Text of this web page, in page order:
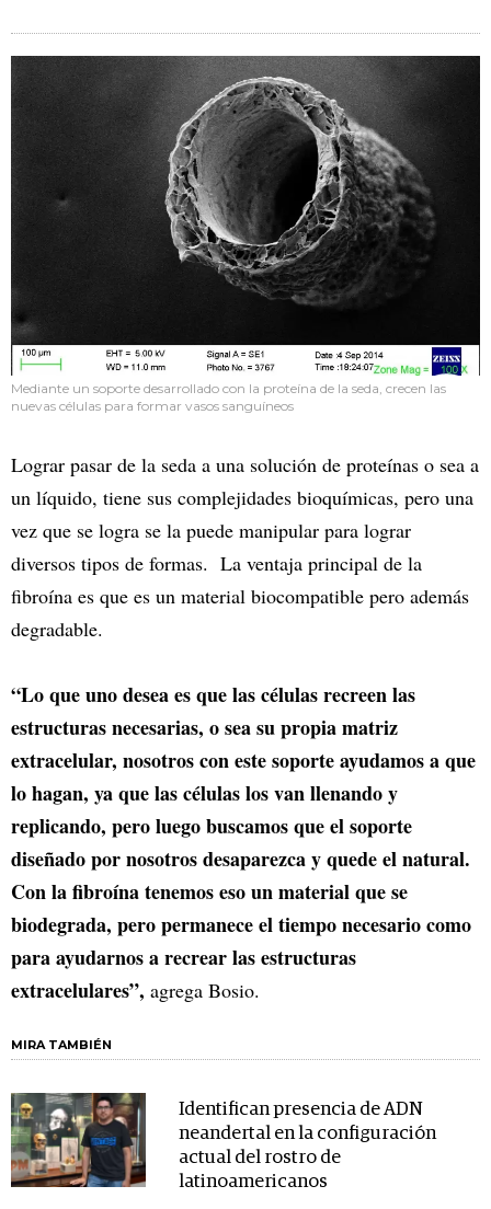
Mediante un soporte desarrollado con la proteína de la seda, crecen las
nuevas células para formar vasos sanguíneos
Lograr pasar de la seda a una solución de proteínas o sea a
un líquido, tiene sus complejidades bioquímicas, pero una
vez que se logra se la puede manipular para lograr
diversos tipos de formas. La ventaja principal de la
fibroína es que es un material biocompatible pero además
degradable.
“Lo que uno desea es que las células recreen las
estructuras necesarias, o sea su propia matriz
extracelular, nosotros con este soporte ayudamos a que
lo hagan, ya que las células los van llenando y
replicando, pero luego buscamos que el soporte
diseñado por nosotros desaparezca y quede el natural.
Con la fibroína tenemos eso un material que se
biodegrada, pero permanece el tiempo necesario como
para ayudarnos a recrear las estructuras
extracelulares”, agrega Bosio.
MIRA TAMBIÉN
Identifican presencia de ADN
neandertal en la configuración
actual del rostro de
latinoamericanos